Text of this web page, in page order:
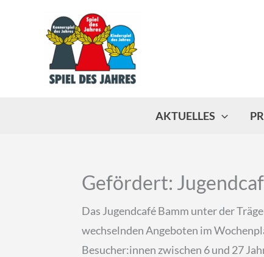
AKTUELLES
Gefördert:
Das Jugendcafé Bamm unter der
wechselnden Angeboten im
Besucher:innen zwischen 6 und 27